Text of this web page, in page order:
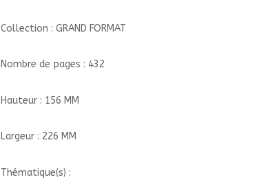
2
COMMUNAUTE/2/GRAND
Collection : GRAND FORMAT
Nombre de pages : 432
Hauteur : 156 MM
Largeur : 226 MM
Thématique(s) :